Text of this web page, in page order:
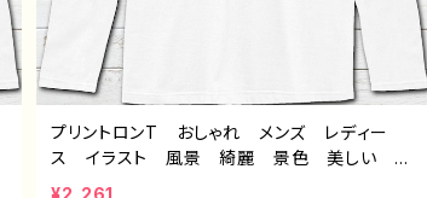
プリントロンT おしゃれ メンズ レディー
ス イラスト 風景 綺麗 景色 美しい エ
モい かっこいい おすすめ 個性的 人気